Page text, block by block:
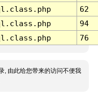
62
94
76
, 由此给您带来的访问不便我